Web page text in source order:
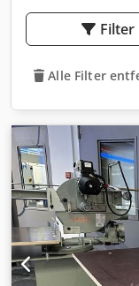
Filter
Alle Filter